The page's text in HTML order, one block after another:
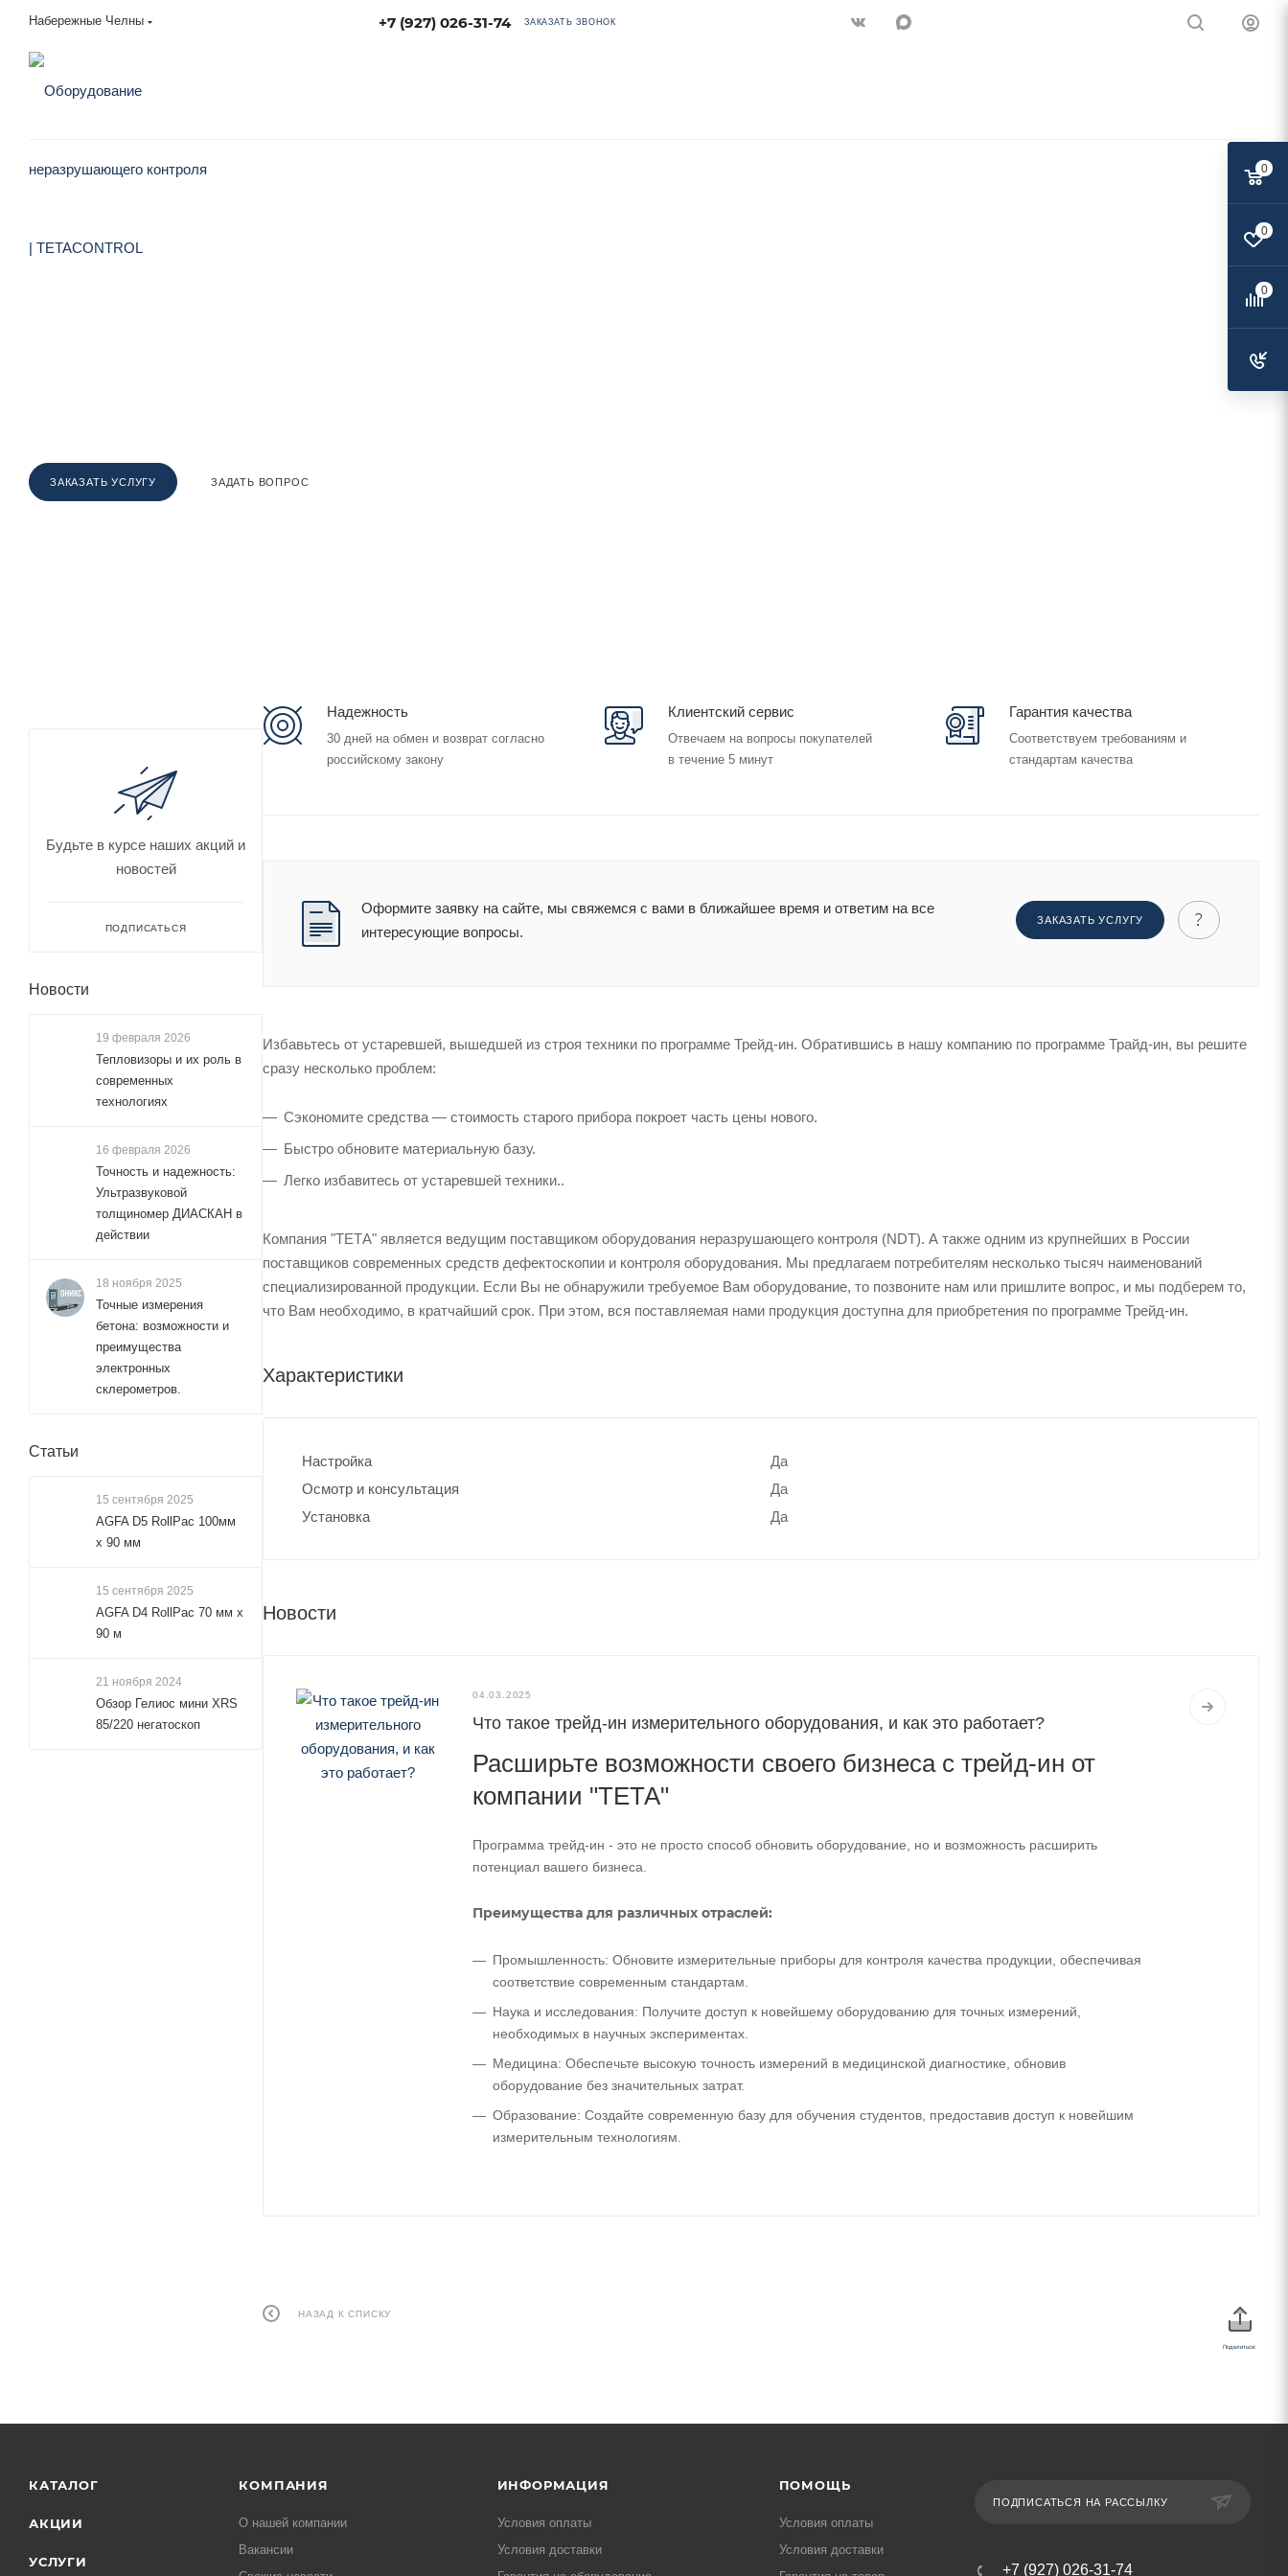
Набережные Челны +7 (927) 026-31-74 ЗАКАЗАТЬ ЗВОНОК
ЗАКАЗАТЬ УСЛУГУ ЗАДАТЬ ВОПРОС
Надежность
30 дней на обмен и возврат согласно
российскому закону
Клиентский сервис
Отвечаем на вопросы покупателей
в течение 5 минут
Гарантия качества
Соответствуем требованиям и
стандартам качества
Оформите заявку на сайте, мы свяжемся с вами в ближайшее время и ответим на все
интересующие вопросы.
ЗАКАЗАТЬ УСЛУГУ
Избавьтесь от устаревшей, вышедшей из строя техники по программе Трейд-ин. Обратившись в нашу компанию по программе Трайд-ин, вы решите
сразу несколько проблем:
Сэкономите средства — стоимость старого прибора покроет часть цены нового.
Быстро обновите материальную базу.
Легко избавитесь от устаревшей техники..
Компания "ТЕТА" является ведущим поставщиком оборудования неразрушающего контроля (NDT). А также одним из крупнейших в России
поставщиков современных средств дефектоскопии и контроля оборудования. Мы предлагаем потребителям несколько тысяч наименований
специализированной продукции. Если Вы не обнаружили требуемое Вам оборудование, то позвоните нам или пришлите вопрос, и мы подберем то,
что Вам необходимо, в кратчайший срок. При этом, вся поставляемая нами продукция доступна для приобретения по программе Трейд-ин.
Характеристики
Настройка
Да
Осмотр и консультация
Да
Установка
Да
Новости
04.03.2025
Что такое трейд-ин измерительного оборудования, и как это работает?
Расширьте возможности своего бизнеса с трейд-ин от
компании "ТЕТА"
Программа трейд-ин - это не просто способ обновить оборудование, но и возможность расширить
потенциал вашего бизнеса.
Преимущества для различных отраслей:
Промышленность: Обновите измерительные приборы для контроля качества продукции, обеспечивая
соответствие современным стандартам.
Наука и исследования: Получите доступ к новейшему оборудованию для точных измерений,
необходимых в научных экспериментах.
Медицина: Обеспечьте высокую точность измерений в медицинской диагностике, обновив
оборудование без значительных затрат.
Образование: Создайте современную базу для обучения студентов, предоставив доступ к новейшим
измерительным технологиям.
НАЗАД К СПИСКУ
Поделиться:
Будьте в курсе наших акций и
новостей
ПОДПИСАТЬСЯ
Новости
19 февраля 2026
Тепловизоры и их роль в
современных
технологиях
16 февраля 2026
Точность и надежность:
Ультразвуковой
толщиномер ДИАСКАН в
действии
18 ноября 2025
Точные измерения
бетона: возможности и
преимущества
электронных
склерометров.
Статьи
15 сентября 2025
AGFA D5 RollPac 100мм
х 90 мм
15 сентября 2025
AGFA D4 RollPac 70 мм x
90 м
21 ноября 2024
Обзор Гелиос мини XRS
85/220 негатоскоп
КАТАЛОГ
АКЦИИ
УСЛУГИ
КОМПАНИЯ
О нашей компании
Вакансии
ИНФОРМАЦИЯ
Условия оплаты
Условия доставки
ПОМОЩЬ
Условия оплаты
Условия доставки
ПОДПИСАТЬСЯ НА РАССЫЛКУ
+7 (927) 026-31-74
0
0
0